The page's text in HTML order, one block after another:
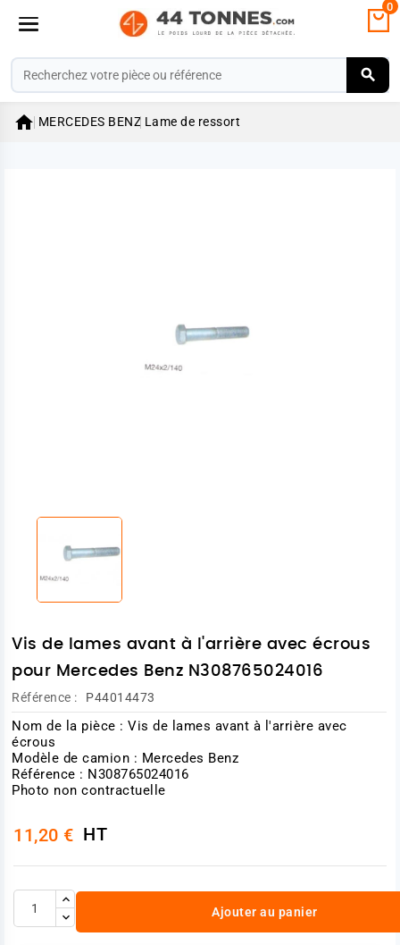
0
 MERCEDES BENZ Lame de ressort
Vis de lames avant à l'arrière avec écrous
pour Mercedes Benz N308765024016
Référence : P44014473
Nom de la pièce : Vis de lames avant à l'arrière avec
écrous
Modèle de camion : Mercedes Benz
Référence : N308765024016
Photo non contractuelle
11,20 € HT
Ajouter au panier